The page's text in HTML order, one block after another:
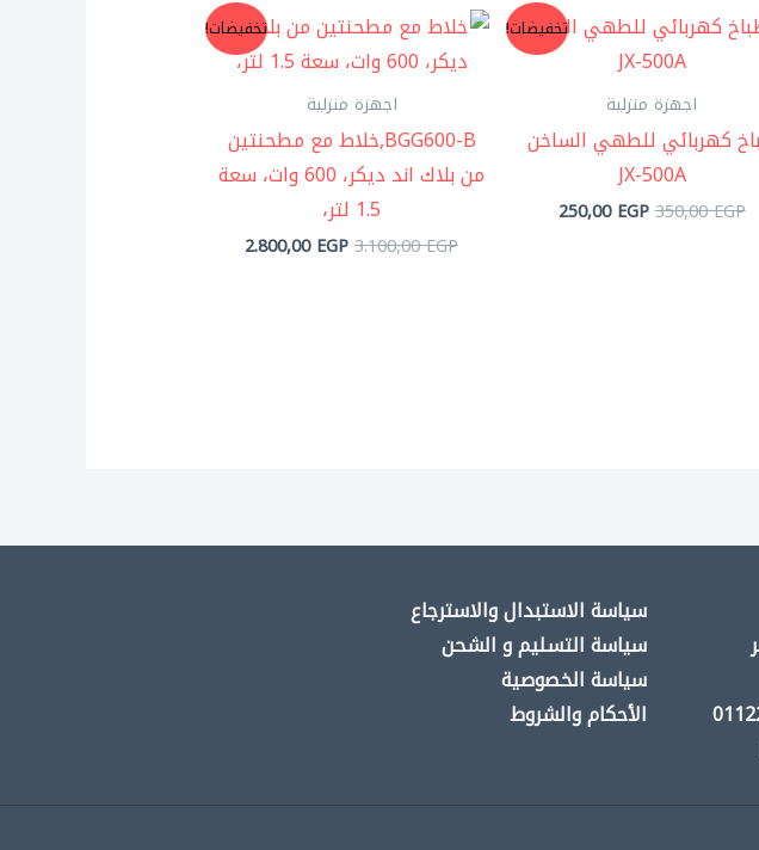
تخفيضات!
اجهزة منزلية
كهربائي للطهي الساخن
JX-500A
350,00EGP
السعر
الأصلي
هو:
350,00 EGP.
250,00EGP
السعر
الحالي
هو:
تخفيضات!
اجهزة منزلية
BGG600-B,خلاط مع مطحنتين
من بلاك اند ديكر، 600 وات، سعة
1.5 لتر،
3.100,00EGP
السعر
الأصلي
هو:
2.800,00EGP
السعر
الحالي
هو:
2.800,00 EGP.
سياسة الاستبدال والاسترجاع
سياسة التسليم و الشحن
سياسة الخصوصية
الأحكام والشروط